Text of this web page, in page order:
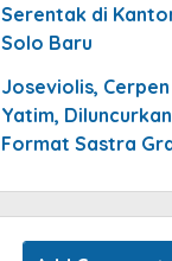
Serentak di
Solo Baru
Joseviolis,
Yatim,
Format Sastra